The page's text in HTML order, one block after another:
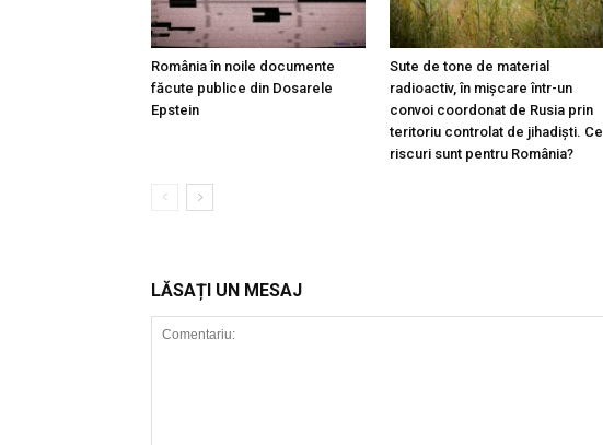
România în noile documente
făcute publice din Dosarele
Epstein
Sute de tone de material
radioactiv, în mișcare într-un
convoi coordonat de Rusia prin
teritoriu controlat de jihadiști. Ce
riscuri sunt pentru România?
LĂSAȚI UN MESAJ